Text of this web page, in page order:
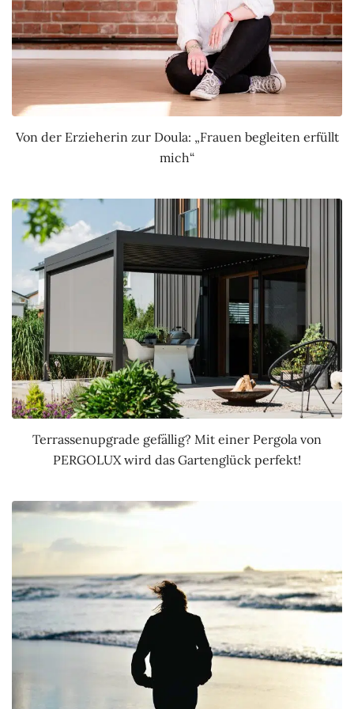
Von der Erzieherin zur Doula: „Frauen begleiten erfüllt
mich“
Terrassenupgrade gefällig? Mit einer Pergola von
PERGOLUX wird das Gartenglück perfekt!